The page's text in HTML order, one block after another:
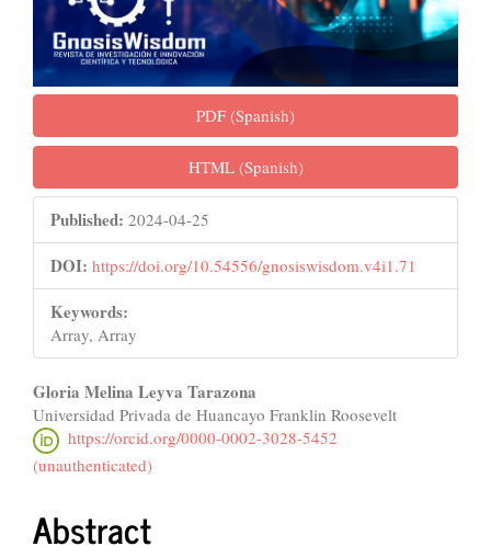
PDF (Spanish)
HTML (Spanish)
Published: 2024-04-25
DOI: https://doi.org/10.54556/gnosiswisdom.v4i1.71
Keywords:
Array, Array
Main
Article
Content
Gloria Melina Leyva Tarazona
Universidad Privada de Huancayo Franklin Roosevelt
https://orcid.org/0000-0002-3028-5452
(unauthenticated)
Abstract